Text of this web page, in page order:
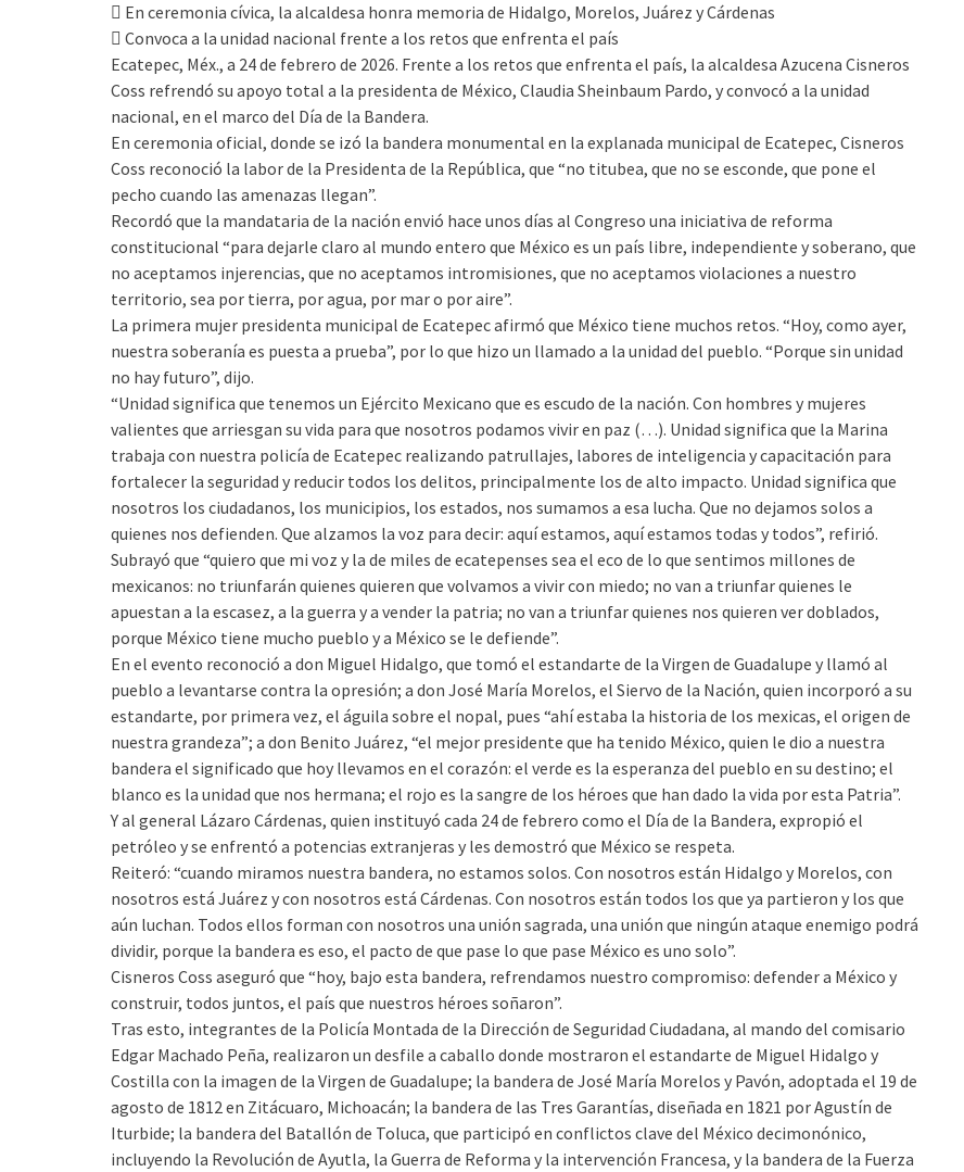
 En ceremonia cívica, la alcaldesa honra memoria de Hidalgo, Morelos, Juárez y Cárdenas
 Convoca a la unidad nacional frente a los retos que enfrenta el país
Ecatepec, Méx., a 24 de febrero de 2026. Frente a los retos que enfrenta el país, la alcaldesa Azucena Cisneros
Coss refrendó su apoyo total a la presidenta de México, Claudia Sheinbaum Pardo, y convocó a la unidad
nacional, en el marco del Día de la Bandera.
En ceremonia oficial, donde se izó la bandera monumental en la explanada municipal de Ecatepec, Cisneros
Coss reconoció la labor de la Presidenta de la República, que “no titubea, que no se esconde, que pone el
pecho cuando las amenazas llegan”.
Recordó que la mandataria de la nación envió hace unos días al Congreso una iniciativa de reforma
constitucional “para dejarle claro al mundo entero que México es un país libre, independiente y soberano, que
no aceptamos injerencias, que no aceptamos intromisiones, que no aceptamos violaciones a nuestro
territorio, sea por tierra, por agua, por mar o por aire”.
La primera mujer presidenta municipal de Ecatepec afirmó que México tiene muchos retos. “Hoy, como ayer,
nuestra soberanía es puesta a prueba”, por lo que hizo un llamado a la unidad del pueblo. “Porque sin unidad
no hay futuro”, dijo.
“Unidad significa que tenemos un Ejército Mexicano que es escudo de la nación. Con hombres y mujeres
valientes que arriesgan su vida para que nosotros podamos vivir en paz (…). Unidad significa que la Marina
trabaja con nuestra policía de Ecatepec realizando patrullajes, labores de inteligencia y capacitación para
fortalecer la seguridad y reducir todos los delitos, principalmente los de alto impacto. Unidad significa que
nosotros los ciudadanos, los municipios, los estados, nos sumamos a esa lucha. Que no dejamos solos a
quienes nos defienden. Que alzamos la voz para decir: aquí estamos, aquí estamos todas y todos”, refirió.
Subrayó que “quiero que mi voz y la de miles de ecatepenses sea el eco de lo que sentimos millones de
mexicanos: no triunfarán quienes quieren que volvamos a vivir con miedo; no van a triunfar quienes le
apuestan a la escasez, a la guerra y a vender la patria; no van a triunfar quienes nos quieren ver doblados,
porque México tiene mucho pueblo y a México se le defiende”.
En el evento reconoció a don Miguel Hidalgo, que tomó el estandarte de la Virgen de Guadalupe y llamó al
pueblo a levantarse contra la opresión; a don José María Morelos, el Siervo de la Nación, quien incorporó a su
estandarte, por primera vez, el águila sobre el nopal, pues “ahí estaba la historia de los mexicas, el origen de
nuestra grandeza”; a don Benito Juárez, “el mejor presidente que ha tenido México, quien le dio a nuestra
bandera el significado que hoy llevamos en el corazón: el verde es la esperanza del pueblo en su destino; el
blanco es la unidad que nos hermana; el rojo es la sangre de los héroes que han dado la vida por esta Patria”.
Y al general Lázaro Cárdenas, quien instituyó cada 24 de febrero como el Día de la Bandera, expropió el
petróleo y se enfrentó a potencias extranjeras y les demostró que México se respeta.
Reiteró: “cuando miramos nuestra bandera, no estamos solos. Con nosotros están Hidalgo y Morelos, con
nosotros está Juárez y con nosotros está Cárdenas. Con nosotros están todos los que ya partieron y los que
aún luchan. Todos ellos forman con nosotros una unión sagrada, una unión que ningún ataque enemigo podrá
dividir, porque la bandera es eso, el pacto de que pase lo que pase México es uno solo”.
Cisneros Coss aseguró que “hoy, bajo esta bandera, refrendamos nuestro compromiso: defender a México y
construir, todos juntos, el país que nuestros héroes soñaron”.
Tras esto, integrantes de la Policía Montada de la Dirección de Seguridad Ciudadana, al mando del comisario
Edgar Machado Peña, realizaron un desfile a caballo donde mostraron el estandarte de Miguel Hidalgo y
Costilla con la imagen de la Virgen de Guadalupe; la bandera de José María Morelos y Pavón, adoptada el 19 de
agosto de 1812 en Zitácuaro, Michoacán; la bandera de las Tres Garantías, diseñada en 1821 por Agustín de
Iturbide; la bandera del Batallón de Toluca, que participó en conflictos clave del México decimonónico,
incluyendo la Revolución de Ayutla, la Guerra de Reforma y la intervención Francesa, y la bandera de la Fuerza